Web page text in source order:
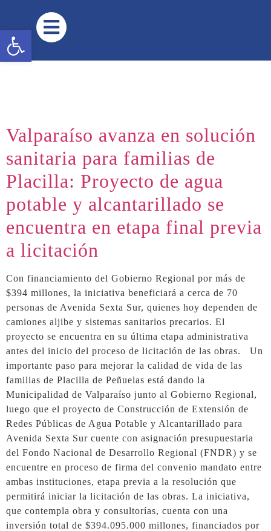
Abrir barra de herramientas
Peñuelas
Valparaíso avanza en solución
sanitaria para familias de
Placilla: Proyecto de agua
potable y alcantarillado se
encuentra en etapa final previa
a licitación
Con financiamiento del Gobierno Regional por más de
$394 millones, la iniciativa beneficiará a cerca de 70
personas de Avenida Sexta Sur, quienes hoy dependen de
camiones aljibe y sistemas sanitarios precarios. El
proyecto se encuentra en su última etapa administrativa
antes del inicio del proceso de licitación de las obras. Un
importante paso para mejorar la calidad de vida de las
familias de Placilla de Peñuelas está dando la
Municipalidad de Valparaíso junto al Gobierno Regional,
luego que el proyecto de Construcción de Extensión de
Redes Públicas de Agua Potable y Alcantarillado para
Avenida Sexta Sur cuente con asignación presupuestaria
del Fondo Nacional de Desarrollo Regional (FNDR) y se
encuentre en proceso de firma del convenio mandato entre
ambas instituciones, etapa previa a la resolución que
permitirá iniciar la licitación de las obras. La iniciativa,
que contempla obra y consultorías, cuenta con una
inversión total de $394.095.000 millones, financiados por